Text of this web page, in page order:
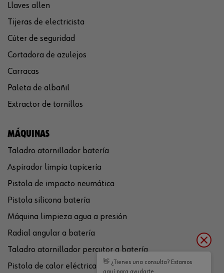
Llaves allen
Tijeras de electricista
Cúter de seguridad
Cortadora de azulejos
Carracas
Paleta de albañil
Extractor de tornillos
MÁQUINAS
Taladro atornillador batería
Aspirador limpia tapicería
Pistola de impacto neumática
Pistola silicona batería
Máquina limpieza agua a presión
Radial angular a batería
Taladro atornillador percutor a batería
Pistola de calor eléctrica
👋 ¿Tienes una consulta? Estamos